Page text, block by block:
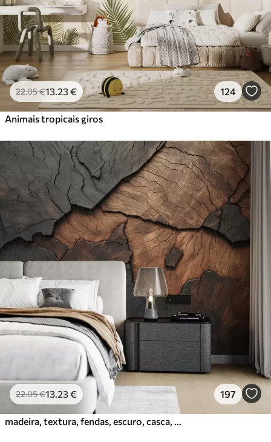
22.05€13 .23€ 124
Animais tropicais giros
22.05€13 .23€ 197